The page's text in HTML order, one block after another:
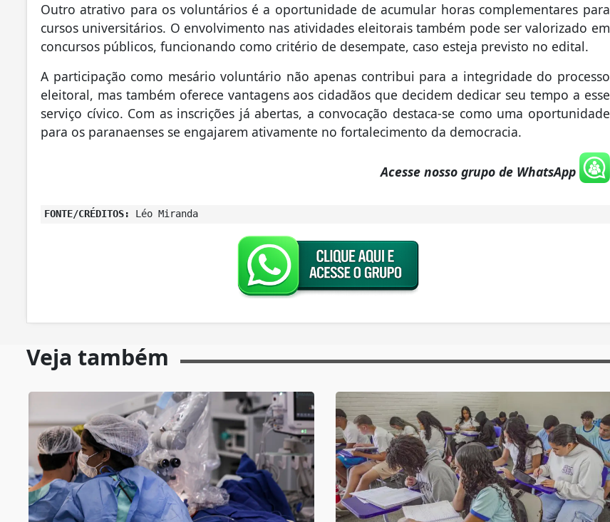
Outro atrativo para os voluntários é a oportunidade de acumular horas complementares para
cursos universitários. O envolvimento nas atividades eleitorais também pode ser valorizado em
concursos públicos, funcionando como critério de desempate, caso esteja previsto no edital.
A participação como mesário voluntário não apenas contribui para a integridade do processo
eleitoral, mas também oferece vantagens aos cidadãos que decidem dedicar seu tempo a esse
serviço cívico. Com as inscrições já abertas, a convocação destaca-se como uma oportunidade
para os paranaenses se engajarem ativamente no fortalecimento da democracia.
Acesse nosso grupo de WhatsApp
FONTE/CRÉDITOS: Léo Miranda
Veja também